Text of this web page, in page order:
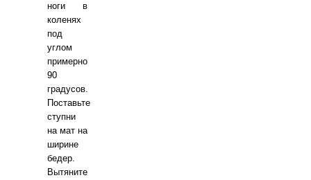
ноги в
коленях
под
углом
примерно
90
градусов.
Поставьте
ступни
на мат на
ширине
бедер.
Вытяните